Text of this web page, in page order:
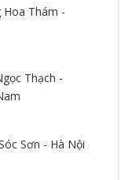
Thám -
Thạch -
Sơn - Hà Nội